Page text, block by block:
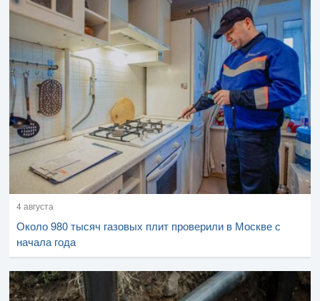
4 августа
Около 980 тысяч газовых плит проверили в Москве с
начала года